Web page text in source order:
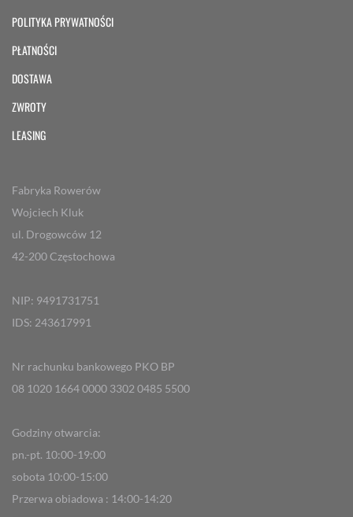
POLITYKA PRYWATNOŚCI
PŁATNOŚCI
DOSTAWA
ZWROTY
LEASING
Fabryka Rowerów
Wojciech Kluk
ul. Drogowców 12
42-200 Częstochowa
NIP: 9491731751
IDS: 243617991
Nr rachunku bankowego PKO BP
08 1020 1664 0000 3302 0485 5500
Godziny otwarcia:
pn.-pt. 10:00-19:00
sobota 10:00-15:00
Przerwa obiadowa : 14:00-14:20